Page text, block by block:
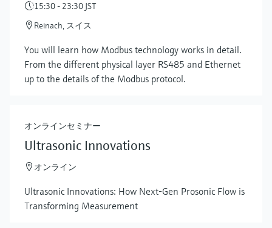
15:30 - 23:30 JST
Reinach, スイス
You will learn how Modbus technology works in detail.
From the different physical layer RS485 and Ethernet
up to the details of the Modbus protocol.
オンラインセミナー
Ultrasonic Innovations
オンライン
Ultrasonic Innovations: How Next-Gen Prosonic Flow is
Transforming Measurement